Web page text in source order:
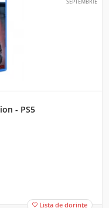
- PS5
 Lista de dorințe